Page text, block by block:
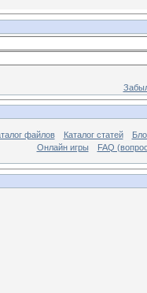
файлов Каталог статей
Онлайн игры
FAQ